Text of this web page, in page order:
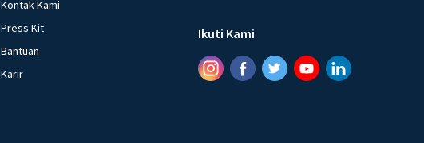
Kontak Kami
Press Kit
Bantuan
Karir
Ikuti Kami